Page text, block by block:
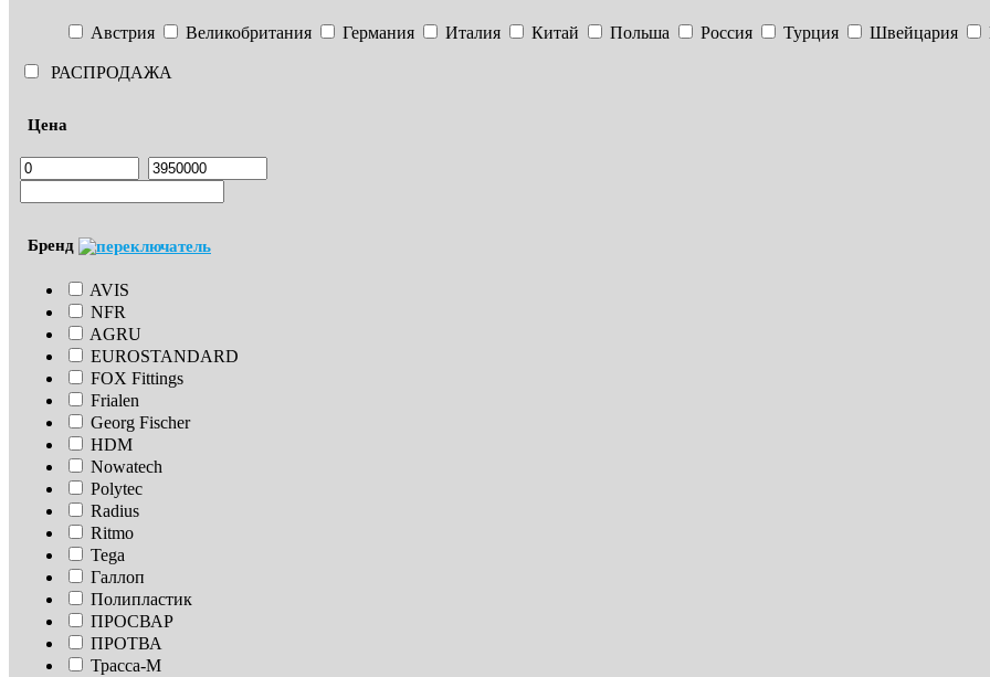
Австрия Великобритания Германия Италия Китай Польша Россия Турция Швейцария
РАСПРОДАЖА
Цена
Бренд
AVIS
NFR
AGRU
EUROSTANDARD
FOX Fittings
Frialen
Georg Fischer
HDM
Nowatech
Polytec
Radius
Ritmo
Tega
Галлоп
Полипластик
ПРОСВАР
ПРОТВА
Трасса-М